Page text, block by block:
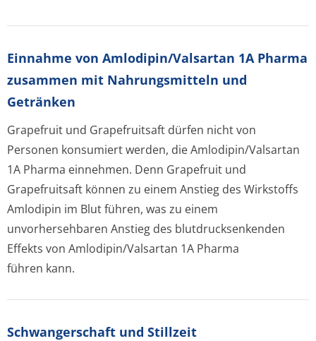
Einnahme von Amlodipin/Valsartan 1A Pharma
zusammen mit Nahrungsmitteln und
Getränken
Grapefruit und Grapefruitsaft dürfen nicht von
Personen konsumiert werden, die Amlodipin/Valsartan
1A Pharma einnehmen. Denn Grapefruit und
Grapefruitsaft können zu einem Anstieg des Wirkstoffs
Amlodipin im Blut führen, was zu einem
unvorhersehbaren Anstieg des blutdrucksenkenden
Effekts von Amlodipin/Valsartan 1A Pharma
führen kann.
Schwangerschaft und Stillzeit